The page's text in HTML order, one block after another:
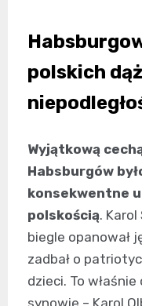
polskich
Wyjątkową
Habsburgów
konsekwentne
polskością.
biegle opanował
zadbał o
dzieci. To
synowie – Karol